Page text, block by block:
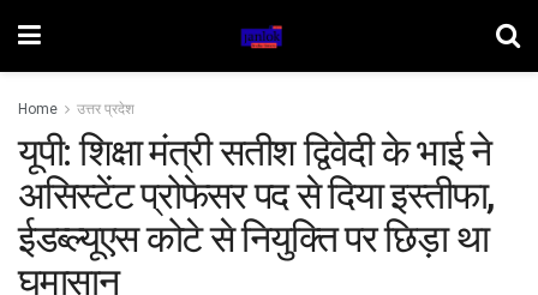
Home उत्तर प्रदेश
यूपी: शिक्षा मंत्री सतीश द्विवेदी के भाई ने
असिस्‍टेंट प्रोफेसर पद से दिया इस्‍तीफा,
ईडब्ल्यूएस कोटे से नियुक्ति पर छिड़ा था
घमासान